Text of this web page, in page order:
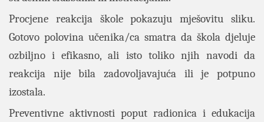
Procjene reakcija škole pokazuju mješovitu sliku.
Gotovo polovina učenika/ca smatra da škola djeluje
ozbiljno i efikasno, ali isto toliko njih navodi da
reakcija nije bila zadovoljavajuća ili je potpuno
izostala.
Preventivne aktivnosti poput radionica i edukacija